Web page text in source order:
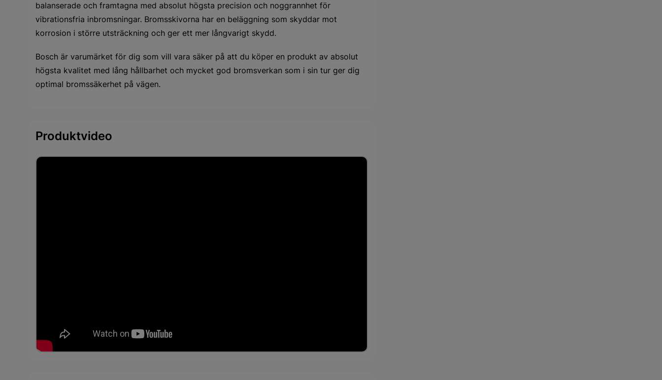
balanserade och framtagna med absolut högsta precision och noggrannhet för
vibrationsfria inbromsningar. Bromsskivorna har en beläggning som skyddar mot
korrosion i större utsträckning och ger ett mer långvarigt skydd.
Bosch är varumärket för dig som vill vara säker på att du köper en produkt av absolut
högsta kvalitet med lång hållbarhet och mycket god bromsverkan som i sin tur ger dig
optimal bromssäkerhet på vägen.
Produktvideo